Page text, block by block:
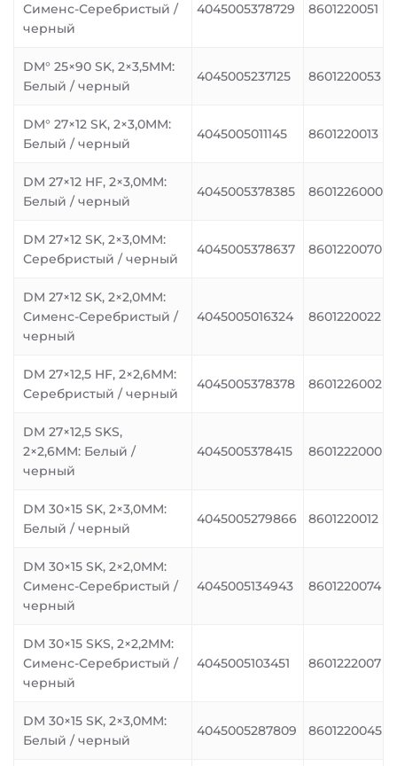
Сименс-Серебристый /
черный
4045005378729 8601220051
DM° 25×90 SK, 2×3,5MM:
Белый / черный
4045005237125 8601220053
DM° 27×12 SK, 2×3,0MM:
Белый / черный
4045005011145 8601220013
DM 27×12 HF, 2×3,0MM:
Белый / черный
4045005378385 8601226000
DM 27×12 SK, 2×3,0MM:
Серебристый / черный
4045005378637 8601220070
DM 27×12 SK, 2×2,0MM:
Сименс-Серебристый /
черный
4045005016324 8601220022
DM 27×12,5 HF, 2×2,6MM:
Серебристый / черный
4045005378378 8601226002
DM 27×12,5 SKS,
2×2,6MM: Белый /
черный
4045005378415 8601222000
DM 30×15 SK, 2×3,0MM:
Белый / черный
4045005279866 8601220012
DM 30×15 SK, 2×2,0MM:
Сименс-Серебристый /
черный
4045005134943 8601220074
DM 30×15 SKS, 2×2,2MM:
Сименс-Серебристый /
черный
4045005103451 8601222007
DM 30×15 SK, 2×3,0MM:
Белый / черный
4045005287809 8601220045